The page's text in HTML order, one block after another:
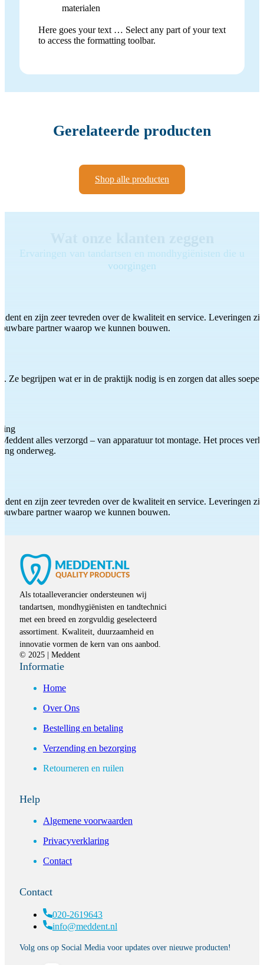
materialen
Here goes your text … Select any part of your text
to access the formatting toolbar.
Gerelateerde producten
Shop alle producten
Ervaringen van tandartsen en mondhygiënisten die u
voorgingen
en zijn zeer tevreden over de kwaliteit en service. Leveringen
partner waarop we kunnen bouwen.
Ze begrijpen wat er in de praktijk nodig is en zorgen dat alles
alles verzorgd – van apparatuur tot montage. Het proces
onderweg.
en zijn zeer tevreden over de kwaliteit en service. Leveringen
partner waarop we kunnen bouwen.
Als totaalleverancier ondersteunen wij
tandartsen, mondhygiënisten en tandtechnici
met een breed en zorgvuldig geselecteerd
assortiment. Kwaliteit, duurzaamheid en
innovatie vormen de kern van ons aanbod.
© 2025 | Meddent
Informatie
Home
Over Ons
Bestelling en betaling
Verzending en bezorging
Retourneren en ruilen
Help
Algemene voorwaarden
Privacyverklaring
Contact
Contact
020-2619643
info@meddent.nl
Volg ons op Social Media voor updates over nieuwe producten!